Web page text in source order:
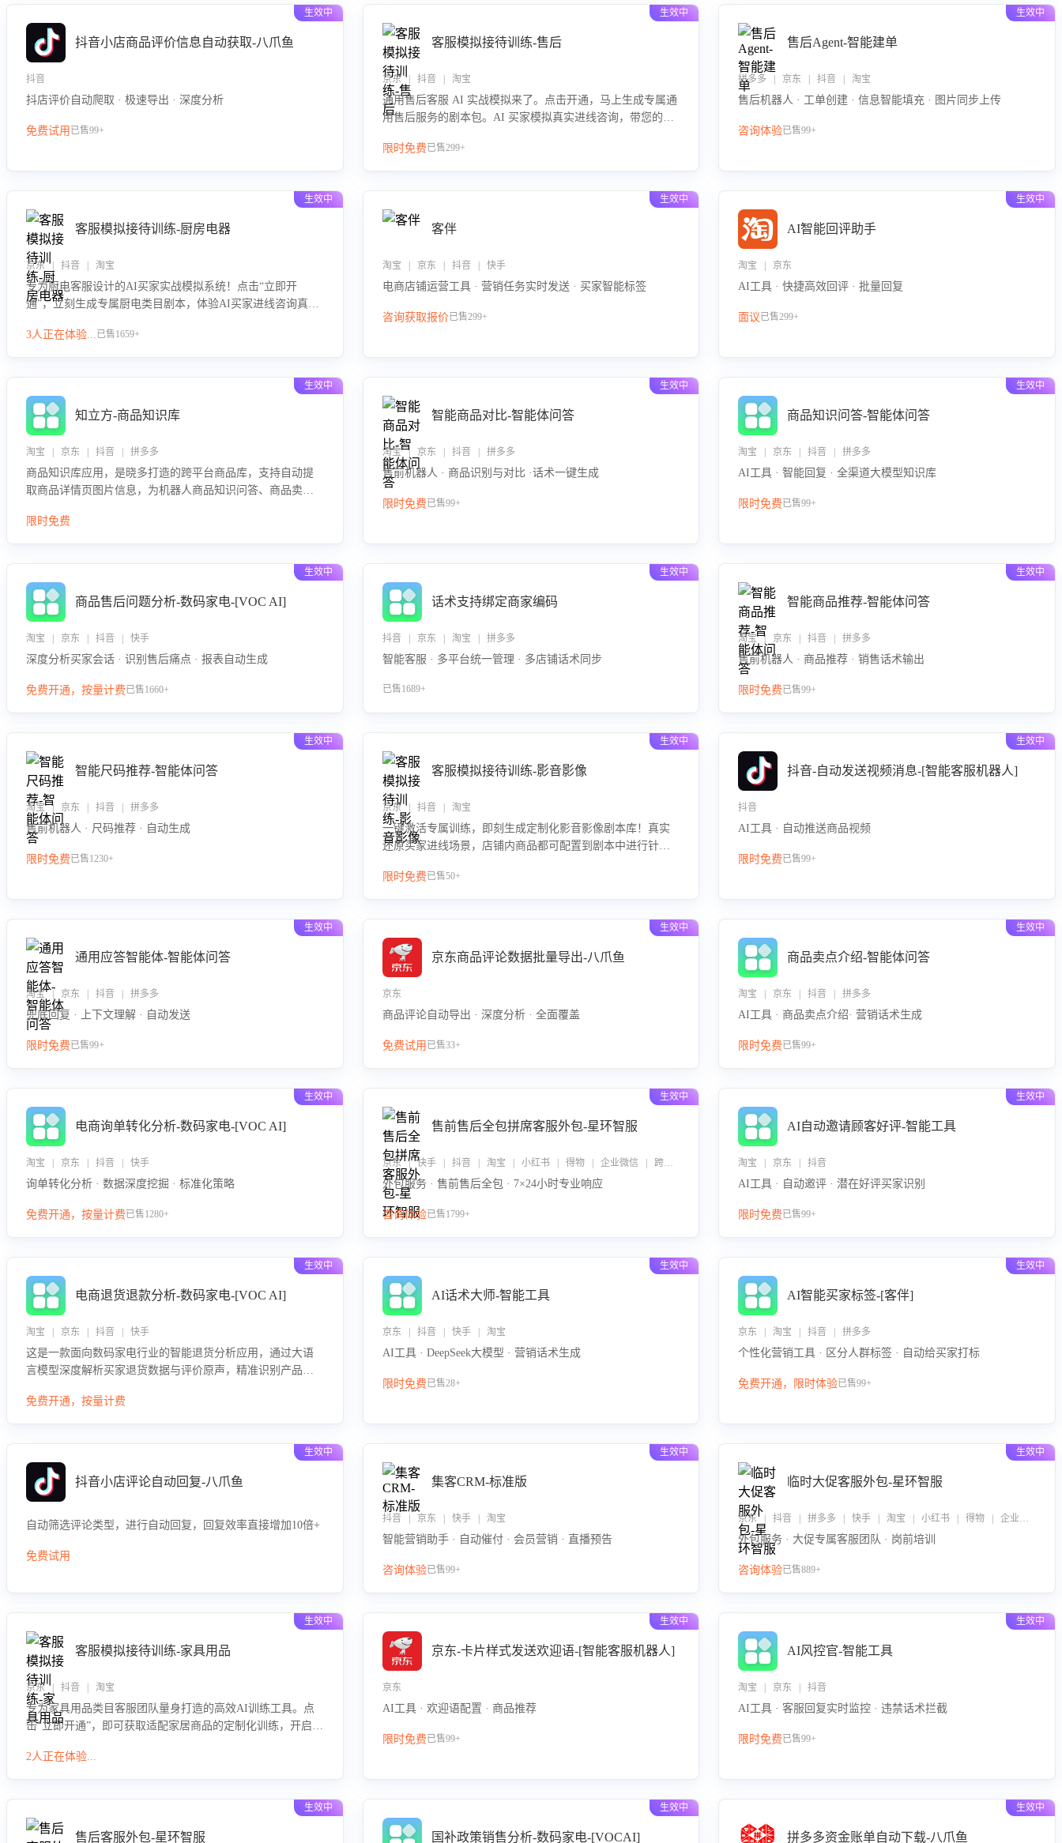
生效中
抖音小店商品评价信息自动获取-八爪鱼
抖音
抖店评价自动爬取 · 极速导出 · 深度分析
免费试用 已售99+
生效中
客服模拟接待训练-售后
京东 | 抖音 | 淘宝
通用售后客服 AI 实战模拟来了。点击开通，马上生成专属通
用售后服务的剧本包。AI 买家模拟真实进线咨询，带您的客
对要点，轻松提升服务能力。
限时免费已售299+
生效中
售后Agent-智能建单
拼多多 | 京东 | 抖音 | 淘宝
售后机器人 · 工单创建 · 信息智能填充 · 图片同步上传
咨询体验已售99+
生效中
客服模拟接待训练-厨房电器
京东 | 抖音 | 淘宝
专为厨电客服设计的AI买家实战模拟系统！点击“立即开
通”，立刻生成专属厨电类目剧本，体验AI买家进线咨询真实
景应对技巧！
3人正在体验...已售1659+
生效中
客伴
淘宝 | 京东 | 抖音 | 快手
电商店铺运营工具 · 营销任务实时发送 · 买家智能标签
咨询获取报价已售299+
生效中
AI智能回评助手
淘宝 | 京东
AI工具 · 快捷高效回评 · 批量回复
面议已售299+
生效中
知立方-商品知识库
淘宝 | 京东 | 抖音 | 拼多多
商品知识库应用，是晓多打造的跨平台商品库，支持自动提
取商品详情页图片信息，为机器人商品知识问答、商品卖点
限时免费
生效中
智能商品对比-智能体问答
淘宝 | 京东 | 抖音 | 拼多多
售前机器人 · 商品识别与对比 ·话术一键生成
限时免费已售99+
生效中
商品知识问答-智能体问答
淘宝 | 京东 | 抖音 | 拼多多
AI工具 · 智能回复 · 全渠道大模型知识库
限时免费已售99+
生效中
商品售后问题分析-数码家电-[VOC AI]
淘宝 | 京东 | 抖音 | 快手
深度分析买家会话 · 识别售后痛点 · 报表自动生成
免费开通，按量计费已售1660+
生效中
话术支持绑定商家编码
抖音 | 京东 | 淘宝 | 拼多多
智能客服 · 多平台统一管理 · 多店铺话术同步
已售1689+
生效中
智能商品推荐-智能体问答
淘宝 | 京东 | 抖音 | 拼多多
售前机器人 · 商品推荐 · 销售话术输出
限时免费已售99+
生效中
智能尺码推荐-智能体问答
淘宝 | 京东 | 抖音 | 拼多多
售前机器人 · 尺码推荐 · 自动生成
限时免费已售1230+
生效中
客服模拟接待训练-影音影像
京东 | 抖音 | 淘宝
一键激活专属训练，即刻生成定制化影音影像剧本库！真实
还原买家进线场景，店铺内商品都可配置到剧本中进行针对
击 “立即开通”，快速获取影音影像类目剧本，一键开启客服
限时免费已售50+
生效中
抖音-自动发送视频消息-[智能客服机器人]
抖音
AI工具 · 自动推送商品视频
限时免费已售99+
生效中
通用应答智能体-智能体问答
淘宝 | 京东 | 抖音 | 拼多多
兜底回复 · 上下文理解 · 自动发送
限时免费已售99+
生效中
京东商品评论数据批量导出-八爪鱼
京东
商品评论自动导出 · 深度分析 · 全面覆盖
免费试用 已售33+
生效中
商品卖点介绍-智能体问答
淘宝 | 京东 | 抖音 | 拼多多
AI工具 · 商品卖点介绍· 营销话术生成
限时免费已售99+
生效中
电商询单转化分析-数码家电-[VOC AI]
淘宝 | 京东 | 抖音 | 快手
询单转化分析 · 数据深度挖掘 · 标准化策略
免费开通，按量计费已售1280+
生效中
售前售后全包拼席客服外包-星环智服
京东 | 快手 | 抖音 | 淘宝 | 小红书 | 得物 | 企业微信 | 跨平台
外包服务 · 售前售后全包 · 7×24小时专业响应
咨询体验已售1799+
生效中
AI自动邀请顾客好评-智能工具
淘宝 | 京东 | 抖音
AI工具 · 自动邀评 · 潜在好评买家识别
限时免费已售99+
生效中
电商退货退款分析-数码家电-[VOC AI]
淘宝 | 京东 | 抖音 | 快手
这是一款面向数码家电行业的智能退货分析应用，通过大语
言模型深度解析买家退货数据与评价原声，精准识别产品质
改进建议，通过挖掘用户痛点驱动产品迭代，从根本上降低
免费开通，按量计费
生效中
AI话术大师-智能工具
京东 | 抖音 | 快手 | 淘宝
AI工具 · DeepSeek大模型 · 营销话术生成
限时免费已售28+
生效中
AI智能买家标签-[客伴]
京东 | 淘宝 | 抖音 | 拼多多
个性化营销工具 · 区分人群标签 · 自动给买家打标
免费开通，限时体验已售99+
生效中
抖音小店评论自动回复-八爪鱼
自动筛选评论类型，进行自动回复，回复效率直接增加10倍+
免费试用
生效中
集客CRM-标准版
抖音 | 京东 | 快手 | 淘宝
智能营销助手 · 自动催付 · 会员营销 · 直播预告
咨询体验已售99+
生效中
临时大促客服外包-星环智服
京东 | 抖音 | 拼多多 | 快手 | 淘宝 | 小红书 | 得物 | 企业微信
外包服务 · 大促专属客服团队 · 岗前培训
咨询体验已售889+
生效中
客服模拟接待训练-家具用品
京东 | 抖音 | 淘宝
专为家具用品类目客服团队量身打造的高效AI训练工具。点
击“立即开通”，即可获取适配家居商品的定制化训练，开启模
尺寸参数咨询等高频场景下的专业应对能力。
2人正在体验...
生效中
京东-卡片样式发送欢迎语-[智能客服机器人]
京东
AI工具 · 欢迎语配置 · 商品推荐
限时免费已售99+
生效中
AI风控官-智能工具
淘宝 | 京东 | 抖音
AI工具 · 客服回复实时监控 · 违禁话术拦截
限时免费已售99+
生效中
售后客服外包-星环智服
生效中
国补政策销售分析-数码家电-[VOCAI]
生效中
拼多多资金账单自动下载-八爪鱼